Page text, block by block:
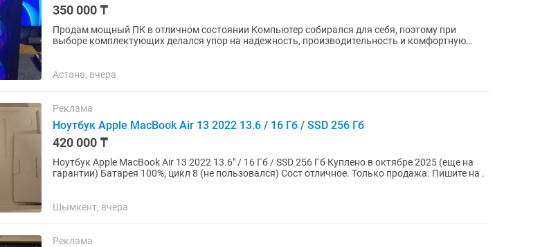
350 000 ₸
Продам мощный ПК в отличном состоянии Компьютер собирался для себя, поэтому при
выборе комплектующих делался упор на надежность, производительность и комфортную
Астана, вчера
Реклама
Ноутбук Apple MacBook Air 13 2022 13.6 / 16 Гб / SSD 256 Гб
420 000 ₸
Ноутбук Apple MacBook Air 13 2022 13.6" / 16 Гб / SSD 256 Гб Куплено в октябре 2025 (еще на
гарантии) Батарея 100%, цикл 8 (не пользовался) Сост отличное. Только продажа. Пишите на .
Шымкент, вчера
Реклама